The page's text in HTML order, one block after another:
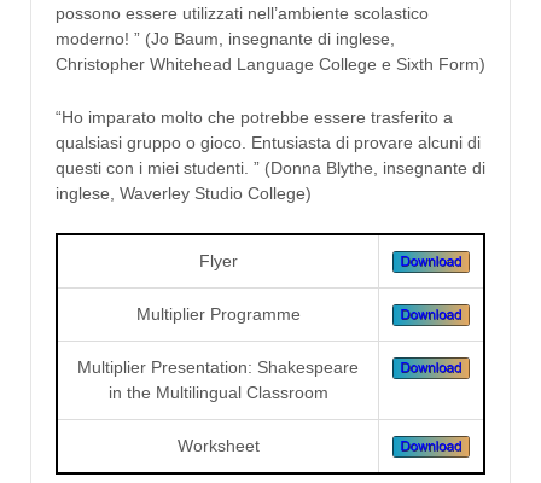
possono essere utilizzati nell’ambiente scolastico
moderno! ” (Jo Baum, insegnante di inglese,
Christopher Whitehead Language College e Sixth Form)
“Ho imparato molto che potrebbe essere trasferito a
qualsiasi gruppo o gioco. Entusiasta di provare alcuni di
questi con i miei studenti. ” (Donna Blythe, insegnante di
inglese, Waverley Studio College)
Flyer
Multiplier Programme
Multiplier Presentation: Shakespeare
in the Multilingual Classroom
Worksheet